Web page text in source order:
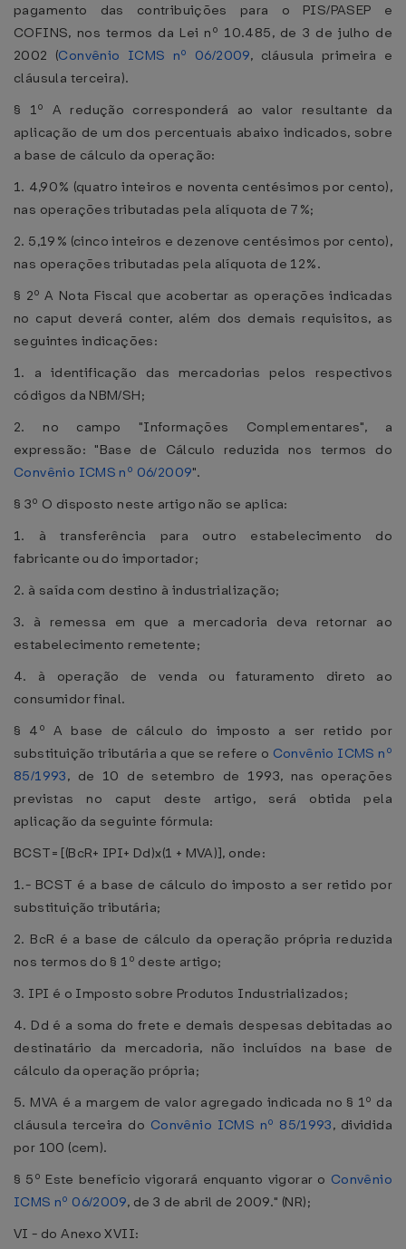
pagamento das contribuições para o PIS/PASEP e
COFINS, nos termos da Lei nº 10.485, de 3 de julho de
2002 (Convênio ICMS nº 06/2009, cláusula primeira e
cláusula terceira).
§ 1º A redução corresponderá ao valor resultante da
aplicação de um dos percentuais abaixo indicados, sobre
a base de cálculo da operação:
1. 4,90% (quatro inteiros e noventa centésimos por cento),
nas operações tributadas pela alíquota de 7%;
2. 5,19% (cinco inteiros e dezenove centésimos por cento),
nas operações tributadas pela alíquota de 12%.
§ 2º A Nota Fiscal que acobertar as operações indicadas
no caput deverá conter, além dos demais requisitos, as
seguintes indicações:
1. a identificação das mercadorias pelos respectivos
códigos da NBM/SH;
2. no campo "Informações Complementares", a
expressão: "Base de Cálculo reduzida nos termos do
Convênio ICMS nº 06/2009".
§ 3º O disposto neste artigo não se aplica:
1. à transferência para outro estabelecimento do
fabricante ou do importador;
2. à saída com destino à industrialização;
3. à remessa em que a mercadoria deva retornar ao
estabelecimento remetente;
4. à operação de venda ou faturamento direto ao
consumidor final.
§ 4º A base de cálculo do imposto a ser retido por
substituição tributária a que se refere o Convênio ICMS nº
85/1993, de 10 de setembro de 1993, nas operações
previstas no caput deste artigo, será obtida pela
aplicação da seguinte fórmula:
BCST= [(BcR+ IPI+ Dd)x(1 + MVA)], onde:
1.- BCST é a base de cálculo do imposto a ser retido por
substituição tributária;
2. BcR é a base de cálculo da operação própria reduzida
nos termos do § 1º deste artigo;
3. IPI é o Imposto sobre Produtos Industrializados;
4. Dd é a soma do frete e demais despesas debitadas ao
destinatário da mercadoria, não incluídos na base de
cálculo da operação própria;
5. MVA é a margem de valor agregado indicada no § 1º da
cláusula terceira do Convênio ICMS nº 85/1993, dividida
por 100 (cem).
§ 5º Este benefício vigorará enquanto vigorar o Convênio
ICMS nº 06/2009, de 3 de abril de 2009." (NR);
VI - do Anexo XVII: